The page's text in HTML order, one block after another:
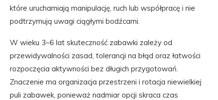
które uruchamiają manipulację, ruch lub współpracę i nie
podtrzymują uwagi ciągłymi bodźcami.
W wieku 3–6 lat skuteczność zabawki zależy od
przewidywalności zasad, tolerancji na błąd oraz łatwości
rozpoczęcia aktywności bez długich przygotowań.
Znaczenie ma organizacja przestrzeni i rotacja niewielkiej
puli zabawek, ponieważ nadmiar opcji skraca czas